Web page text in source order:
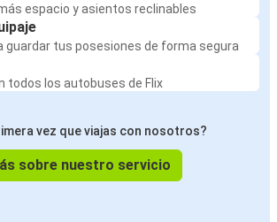
espacio y asientos reclinables
guardar tus posesiones de forma segura
todos los autobuses de Flix
vez que viajas con nosotros?
sobre nuestro servicio